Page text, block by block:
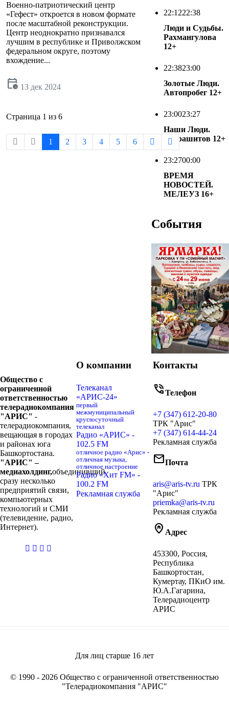
Военно-патриотический центр
«Гефест» откроется в новом формате
после масштабной реконструкции.
Центр неоднократно признавался
лучшим в республике и Приволжском
федеральном округе, поэтому
вхождение...
calendar_clock 13 дек 2024
Страница 1 из 6
1 2 3 4 5 6
22:1222:38
Люди и Судьбы.
Рахмангулова
12+
22:3823:00
Золотые Люди.
Автопробег 12+
23:0023:27
Наши Люди.
Абдрашитов 12+
23:2700:00
ВРЕМЯ
НОВОСТЕЙ.
МЕЛЕУЗ 16+
События
Общество с
ограниченной
ответственностью
телерадиокомпания
"АРИС" -
телерадиокомпания,
вещающая в городах
и районах юга
Башкортостана.
"АРИС" –
медиахолдинг,объединивший
сразу несколько
предприятий связи,
компьютерных
технологий и СМИ
(телевидение, радио,
Интернет).
casibom
О компании
Телеканал
«АРИС-24»
первый
межмуниципальный
круглосуточный
телеканал
Радио «АРИС» -
102.5 FM
отличное радио «Арис» -
отличная музыка,
отличное настроение
Радио «Хит FM» -
100.2 FM
Рекламная служба
Контакты
phone_in_talkТелефон
+7 (347) 612-20-80
ТРК "Арис"
+7 (347) 614-44-24
Рекламная служба
mailПочта
aris@aris-tv.ru ТРК
"Арис"
priemka@aris-tv.ru
Рекламная служба
home_pin Адрес
453300, Россия,
Республика
Башкортостан,
Кумертау, ПКиО им.
Ю.А.Гагарина,
Телерадиоцентр
АРИС
Для лиц старше 16 лет
© 1990 - 2026 Общество с ограниченной ответственностью
"Телерадиокомпания "АРИС"